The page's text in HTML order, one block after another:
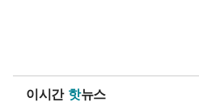
이시간 핫뉴스